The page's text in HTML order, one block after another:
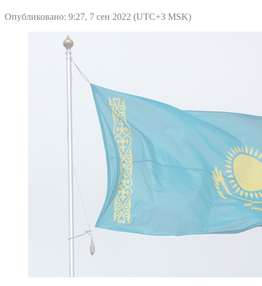
Опубликовано: 9:27, 7 сен 2022 (UTC+3 MSK)